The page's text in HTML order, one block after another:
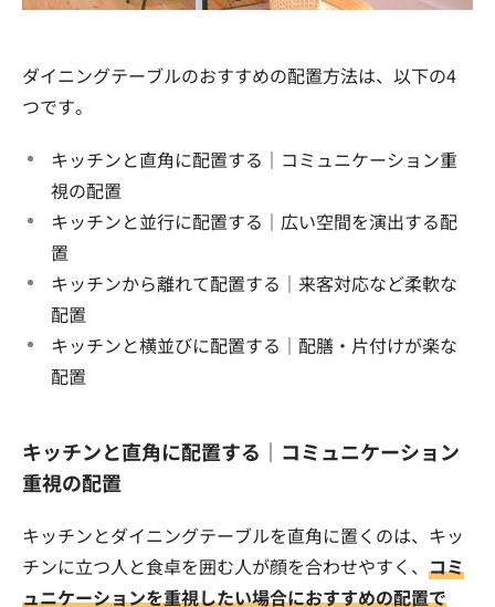
ダイニングテーブルのおすすめの配置方法は、以下の4
つです。
キッチンと直角に配置する｜コミュニケーション重
視の配置
キッチンと並行に配置する｜広い空間を演出する配
置
キッチンから離れて配置する｜来客対応など柔軟な
配置
キッチンと横並びに配置する｜配膳・片付けが楽な
配置
キッチンと直角に配置する｜コミュニケーション
重視の配置
キッチンとダイニングテーブルを直角に置くのは、キッ
チンに立つ人と食卓を囲む人が顔を合わせやすく、 コミ
ュニケーションを重視したい場合におすすめの配置で